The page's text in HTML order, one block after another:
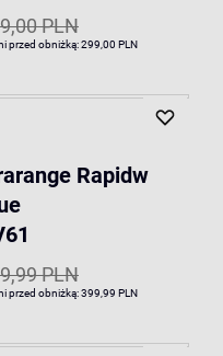
PLN
przed obniżką:299,00 PLN
Rapidw
PLN
przed obniżką:399,99 PLN